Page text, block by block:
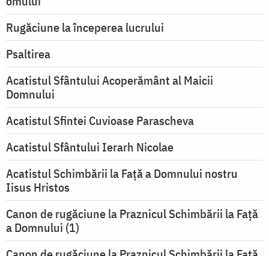
Rugăciune la începerea lucrului
Psaltirea
Acatistul Sfântului Acoperământ al Maicii
Domnului
Acatistul Sfintei Cuvioase Parascheva
Acatistul Sfântului Ierarh Nicolae
Acatistul Schimbării la Faţă a Domnului nostru
Iisus Hristos
Canon de rugăciune la Praznicul Schimbării la Faţă
a Domnului (1)